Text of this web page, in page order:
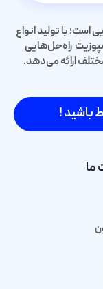
با تولید انواع
راه‌حل‌هایی
ارائه می‌دهد.
باشید !
ما